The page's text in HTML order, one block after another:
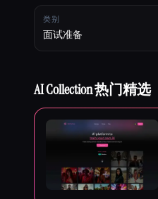
类别
面试准备
AI Collection 热门精选